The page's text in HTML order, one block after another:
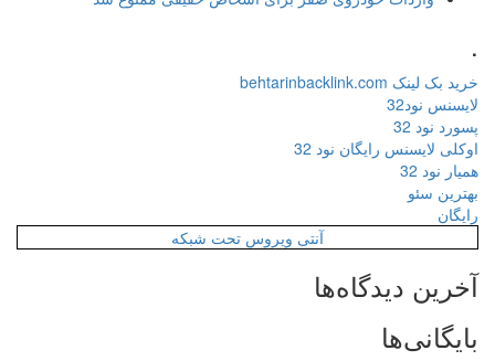
خرید بک لینک behtarinbacklink.com
لایسنس نود32
پسورد نود 32
اوکلی لایسنس رایگان نود 32
همیار نود 32
بهترین سئو
رایگان
آنتی ویروس تحت شبکه
آخرین دیدگاه‌ها
بایگانی‌ها